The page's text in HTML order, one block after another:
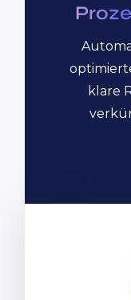
klare